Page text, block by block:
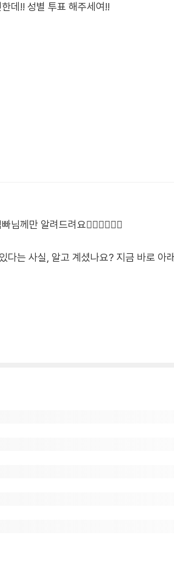
데!! 성별 투표 해주세여!!
께만 알려드려요🙋🏻‍♀️🙋🏻‍♂️
는 사실, 알고 계셨나요? 지금 바로 아